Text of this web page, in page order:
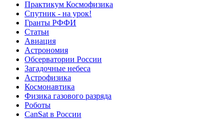
Практикум Космофизика
Спутник - на урок!
Гранты РФФИ
Статьи
Авиация
Астрономия
Обсерватории России
Загадочные небеса
Астрофизика
Космонавтика
Физика газового разряда
Роботы
CanSat в России